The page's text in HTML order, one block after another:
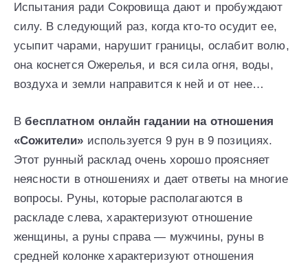
Испытания ради Сокровища дают и пробуждают
силу. В следующий раз, когда кто-то осудит ее,
усыпит чарами, нарушит границы, ослабит волю,
она коснется Ожерелья, и вся сила огня, воды,
воздуха и земли направится к ней и от нее…
Вбесплатном онлайн гадании на отношения
«Сожители» используется 9 рун в 9 позициях.
Этот рунный расклад очень хорошо проясняет
неясности в отношениях и дает ответы на многие
вопросы. Руны, которые располагаются в
раскладе слева, характеризуют отношение
женщины, а руны справа — мужчины, руны в
средней колонке характеризуют отношения